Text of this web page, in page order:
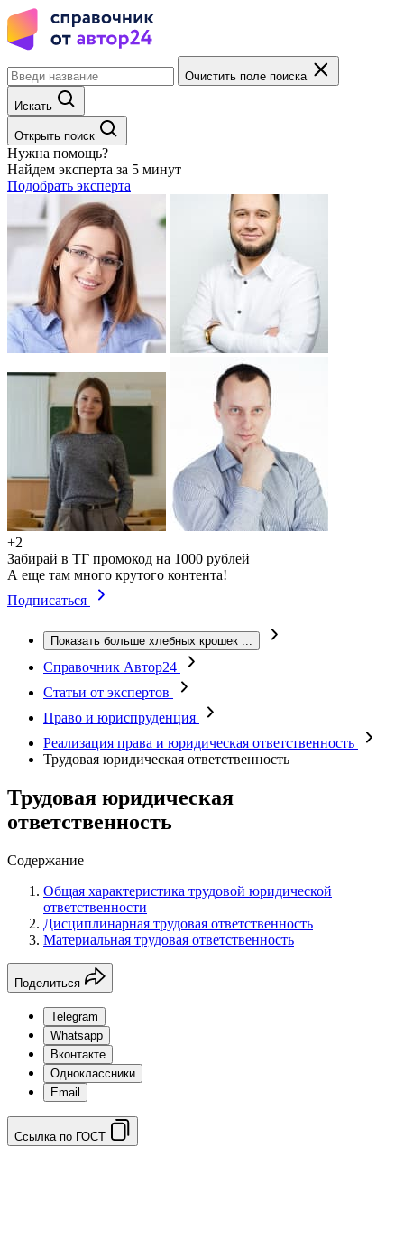
Очистить поле поиска
Искать
Открыть поиск
Нужна помощь?
Найдем эксперта за 5 минут
Подобрать эксперта
+2
Забирай в ТГ промокод на 1000 рублей
А еще там много крутого контента!
Подписаться
Показать больше хлебных крошек ...
Справочник Автор24
Статьи от экспертов
Право и юриспруденция
Реализация права и юридическая ответственность
Трудовая юридическая ответственность
Трудовая юридическая
ответственность
Содержание
Общая характеристика трудовой юридической
ответственности
Дисциплинарная трудовая ответственность
Материальная трудовая ответственность
Поделиться
Telegram
Whatsapp
Вконтакте
Одноклассники
Email
Ссылка по ГОСТ